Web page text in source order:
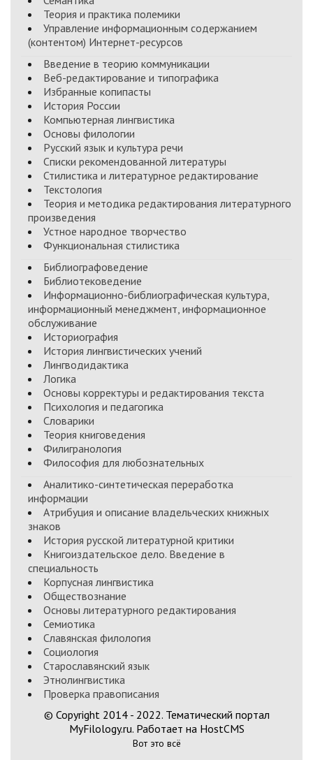
Теория и практика полемики
Управление информационным содержанием
(контентом) Интернет-ресурсов
Введение в теорию коммуникации
Веб-редактирование и типографика
Избранные копипасты
История России
Компьютерная лингвистика
Основы филологии
Русский язык и культура речи
Списки рекомендованной литературы
Стилистика и литературное редактирование
Текстология
Теория и методика редактирования литературного
произведения
Устное народное творчество
Функциональная стилистика
Библиографоведение
Библиотековедение
Информационно-библиографическая культура,
информационный менеджмент, информационное
обслуживание
Историография
История лингвистических учений
Лингводидактика
Логика
Основы корректуры и редактирования текста
Психология и педагогика
Словарики
Теория книговедения
Филигранология
Философия для любознательных
Аналитико-синтетическая переработка
информации
Атрибуция и описание владельческих книжных
знаков
История русской литературной критики
Книгоиздательское дело. Введение в
специальность
Корпусная лингвистика
Обществознание
Основы литературного редактирования
Семиотика
Славянская филология
Социология
Старославянский язык
Этнолингвистика
Проверка правописания
© Copyright 2014 - 2022. Тематический портал
MyFilology.ru. Работает на HostCMS
Вот это всё